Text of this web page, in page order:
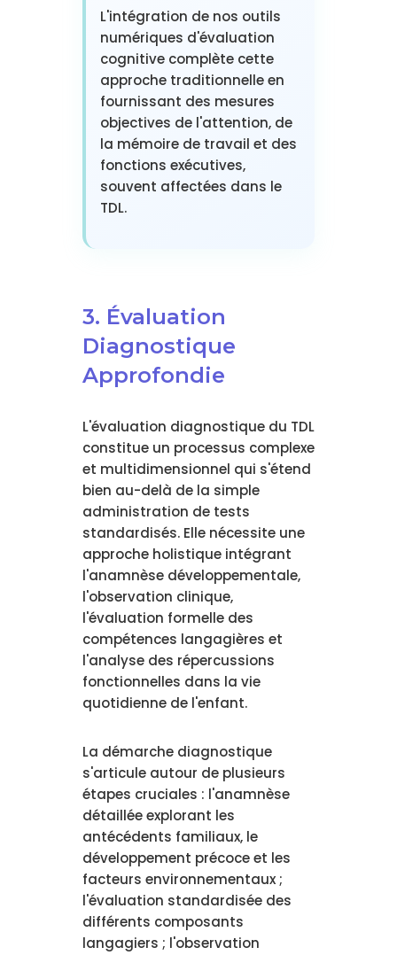
L'intégration de nos outils
numériques d'évaluation
cognitive complète cette
approche traditionnelle en
fournissant des mesures
objectives de l'attention, de
la mémoire de travail et des
fonctions exécutives,
souvent affectées dans le
TDL.
3. Évaluation
Diagnostique
Approfondie
L'évaluation diagnostique du TDL
constitue un processus complexe
et multidimensionnel qui s'étend
bien au-delà de la simple
administration de tests
standardisés. Elle nécessite une
approche holistique intégrant
l'anamnèse développementale,
l'observation clinique,
l'évaluation formelle des
compétences langagières et
l'analyse des répercussions
fonctionnelles dans la vie
quotidienne de l'enfant.
La démarche diagnostique
s'articule autour de plusieurs
étapes cruciales : l'anamnèse
détaillée explorant les
antécédents familiaux, le
développement précoce et les
facteurs environnementaux ;
l'évaluation standardisée des
différents composants
langagiers ; l'observation